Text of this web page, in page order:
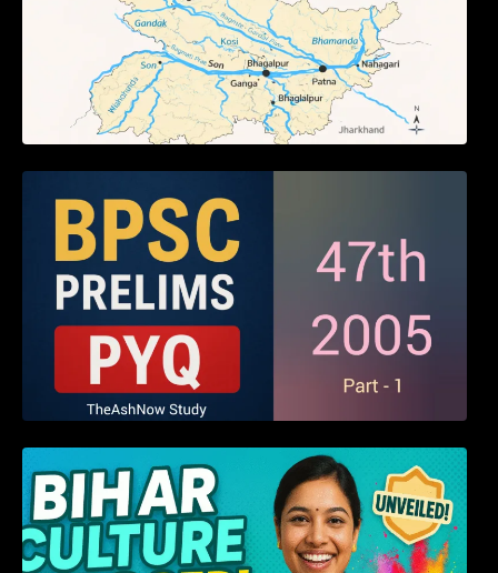
Answers (Part – 01)
हम बिहारवासी: भाषाओं व संस्कृतियों की धरोहर “हमारा
बिहार”